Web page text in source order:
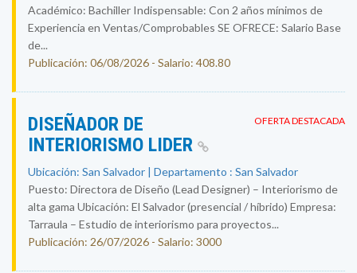
Académico: Bachiller Indispensable: Con 2 años mínimos de
Experiencia en Ventas/Comprobables SE OFRECE: Salario Base
de...
Publicación: 06/08/2026 - Salario: 408.80
OFERTA DESTACADA
DISEÑADOR DE
INTERIORISMO LIDER
Ubicación: San Salvador | Departamento : San Salvador
Puesto: Directora de Diseño (Lead Designer) – Interiorismo de
alta gama Ubicación: El Salvador (presencial / híbrido) Empresa:
Tarraula – Estudio de interiorismo para proyectos...
Publicación: 26/07/2026 - Salario: 3000